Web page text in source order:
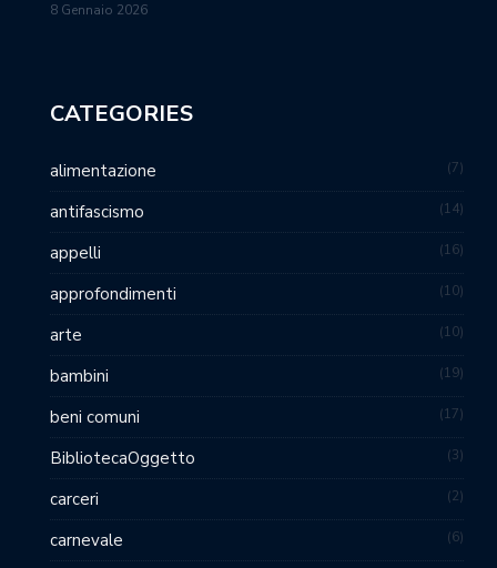
8 Gennaio 2026
CATEGORIES
alimentazione 7
antifascismo 14
appelli 16
approfondimenti 10
arte 10
bambini 19
beni comuni 17
BibliotecaOggetto 3
carceri 2
carnevale 6